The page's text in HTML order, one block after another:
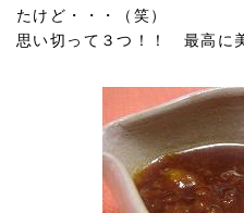
たけど・・・（笑）
思い切って３つ！！ 最高に